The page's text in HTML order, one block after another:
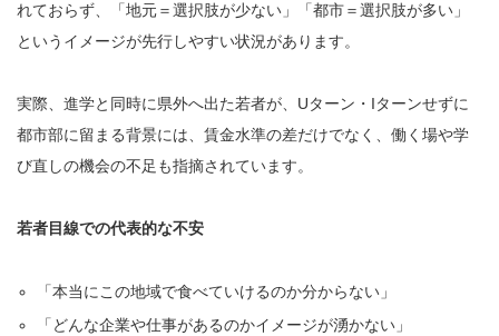
れておらず、「地元＝選択肢が少ない」「都市＝選択肢が多い」
というイメージが先行しやすい状況があります。
実際、進学と同時に県外へ出た若者が、Uターン・Iターンせずに
都市部に留まる背景には、賃金水準の差だけでなく、働く場や学
び直しの機会の不足も指摘されています。
若者目線での代表的な不安
「本当にこの地域で食べていけるのか分からない」
「どんな企業や仕事があるのかイメージが湧かない」